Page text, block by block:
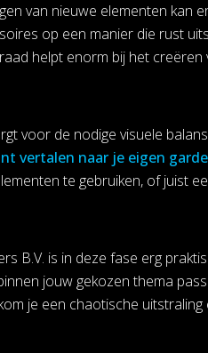
van nieuwe elementen kan
op een manier die rust
helpt enorm bij het creëren
voor de nodige visuele
vertalen naar je eigen
te gebruiken, of juist
B.V. is in deze fase erg
jouw gekozen thema
je een chaotische uitstraling